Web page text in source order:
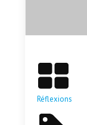
Réflexions